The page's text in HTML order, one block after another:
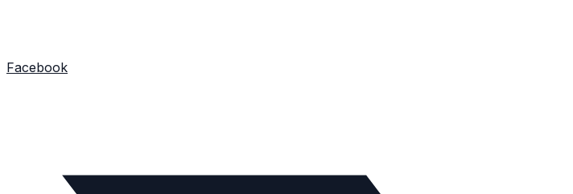
Facebook